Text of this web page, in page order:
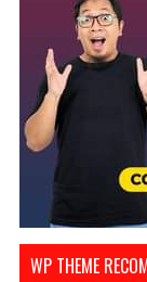
WP THEME